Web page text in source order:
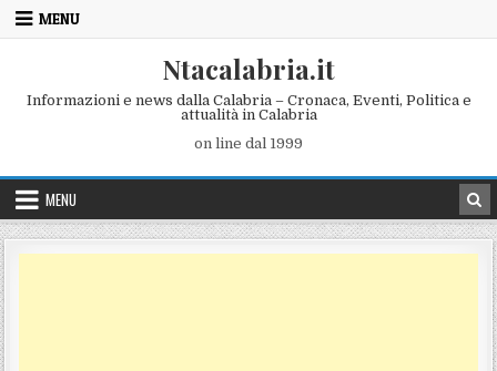
Skip to content
MENU
Ntacalabria.it
Informazioni e news dalla Calabria – Cronaca, Eventi, Politica e
attualità in Calabria
on line dal 1999
MENU